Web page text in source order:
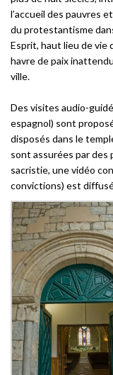
l’accueil des pauvres
du protestantisme
Esprit, haut lieu de
havre de paix
ville.
Des visites audio-
espagnol) sont
disposés dans le
sont assurées par des
sacristie, une vidéo
convictions) est